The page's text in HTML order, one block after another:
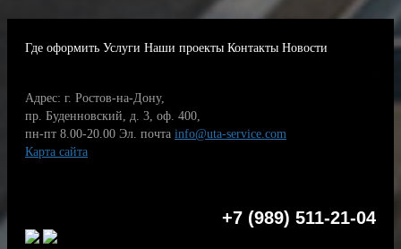
Где оформить Услуги Наши проекты Контакты Новости
Адрес: г. Ростов-на-Дону,
пр. Буденновский, д. 3, оф. 400,
пн-пт 8.00-20.00 Эл. почта info@uta-service.com
Карта сайта
+7 (989) 511-21-04